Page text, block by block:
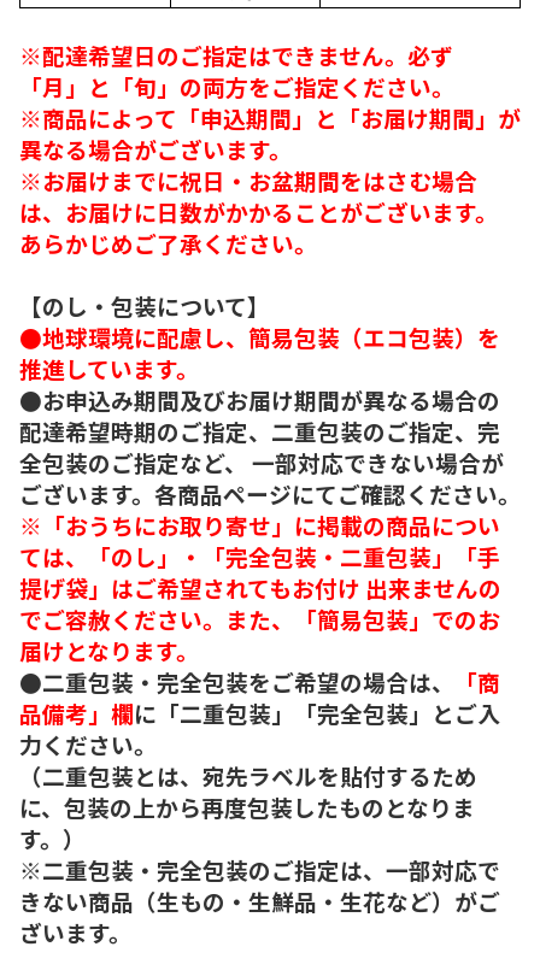
※配達希望日のご指定はできません。必ず
「月」と「旬」の両方をご指定ください。
※商品によって「申込期間」と「お届け期間」が
異なる場合がございます。
※お届けまでに祝日・お盆期間をはさむ場合
は、お届けに日数がかかることがございます。
あらかじめご了承ください。
【のし・包装について】
●地球環境に配慮し、簡易包装（エコ包装）を
推進しています。
●お申込み期間及びお届け期間が異なる場合の
配達希望時期のご指定、二重包装のご指定、完
全包装のご指定など、 一部対応できない場合が
ございます。各商品ページにてご確認ください。
※「おうちにお取り寄せ」に掲載の商品につい
ては、「のし」・「完全包装・二重包装」「手
提げ袋」はご希望されてもお付け 出来ませんの
でご容赦ください。また、「簡易包装」でのお
届けとなります。
●二重包装・完全包装をご希望の場合は、
「商
品備考」欄に「二重包装」「完全包装」とご入
力ください。
（二重包装とは、宛先ラベルを貼付するため
に、包装の上から再度包装したものとなりま
す。）
※二重包装・完全包装のご指定は、一部対応で
きない商品（生もの・生鮮品・生花など）がご
ざいます。